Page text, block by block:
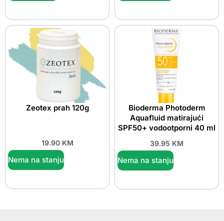
Zeotex prah 120g
19.90 KM
Nema na stanju
Bioderma Photoderm
Aquafluid matirajući
SPF50+ vodootporni 40 ml
39.95 KM
Nema na stanju